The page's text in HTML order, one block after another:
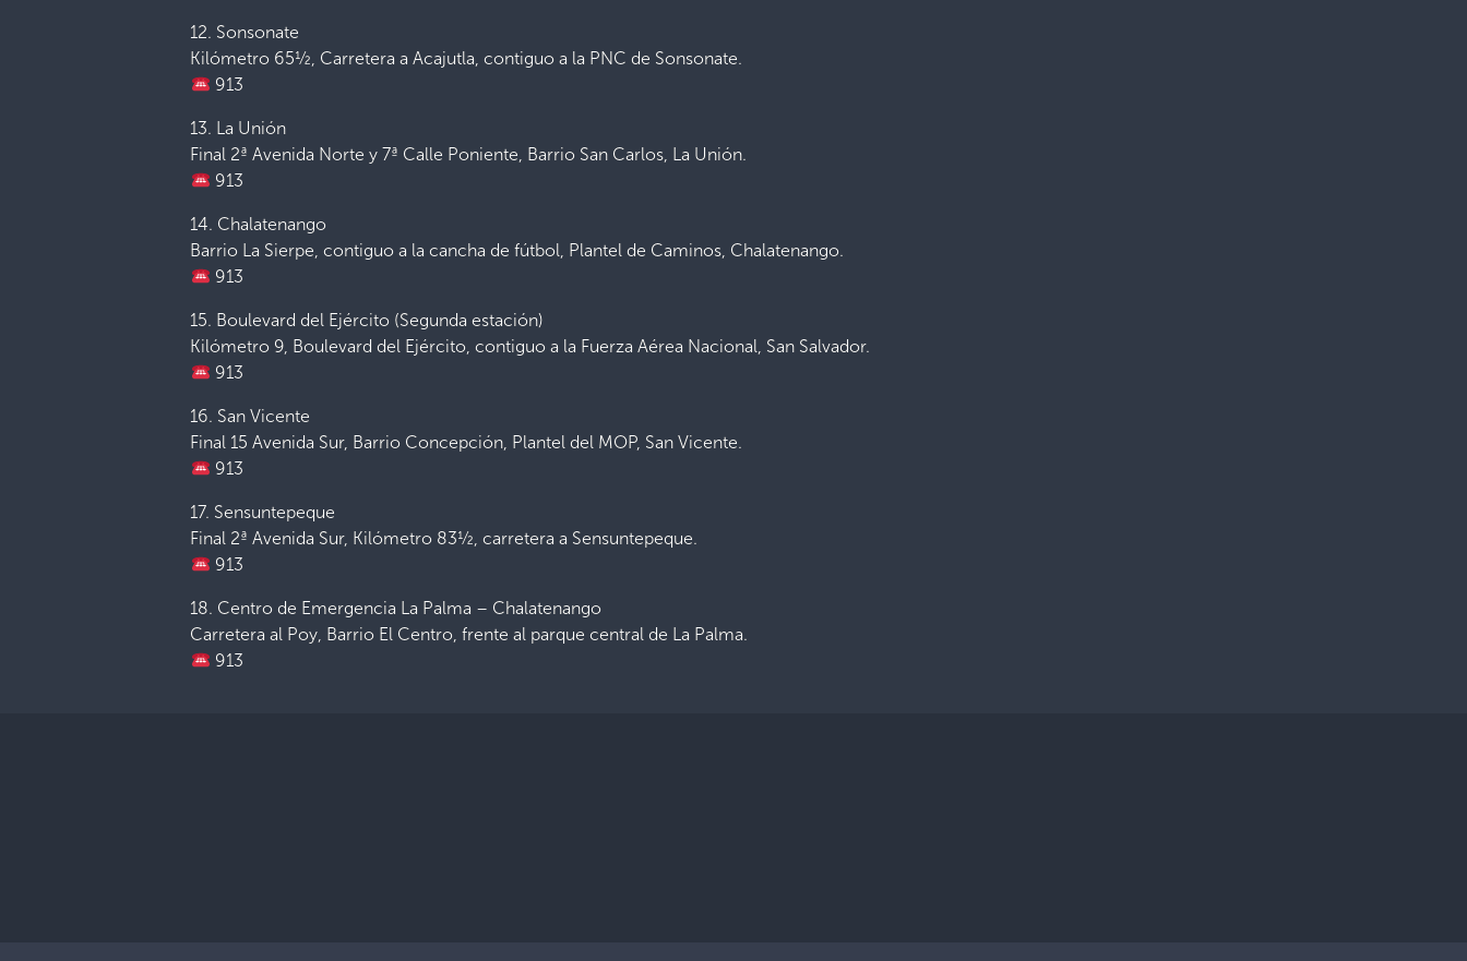
12. Sonsonate
Kilómetro 65½, Carretera a Acajutla, contiguo a la PNC de Sonsonate.
913
13. La Unión
Final 2ª Avenida Norte y 7ª Calle Poniente, Barrio San Carlos, La Unión.
913
14. Chalatenango
Barrio La Sierpe, contiguo a la cancha de fútbol, Plantel de Caminos, Chalatenango.
913
15. Boulevard del Ejército (Segunda estación)
Kilómetro 9, Boulevard del Ejército, contiguo a la Fuerza Aérea Nacional, San Salvador.
913
16. San Vicente
Final 15 Avenida Sur, Barrio Concepción, Plantel del MOP, San Vicente.
913
17. Sensuntepeque
Final 2ª Avenida Sur, Kilómetro 83½, carretera a Sensuntepeque.
913
18. Centro de Emergencia La Palma – Chalatenango
Carretera al Poy, Barrio El Centro, frente al parque central de La Palma.
913